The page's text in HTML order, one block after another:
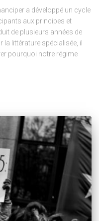
a développé un cycle
aux principes et
de plusieurs années de
la littérature spécialisée, il
pourquoi notre régime